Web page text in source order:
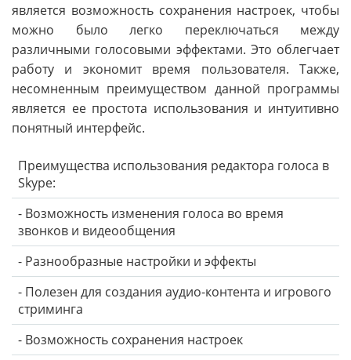
является возможность сохранения настроек, чтобы
можно было легко переключаться между
различными голосовыми эффектами. Это облегчает
работу и экономит время пользователя. Также,
несомненным преимуществом данной программы
является ее простота использования и интуитивно
понятный интерфейс.
Преимущества использования редактора голоса в
Skype:
- Возможность изменения голоса во время
звонков и видеообщения
- Разнообразные настройки и эффекты
- Полезен для создания аудио-контента и игрового
стриминга
- Возможность сохранения настроек